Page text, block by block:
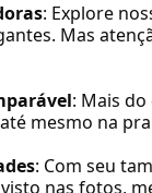
: Explore
Mas
: Mais
mesmo na
: Com seu
nas fotos,